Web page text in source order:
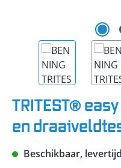
TRITEST®
en
Beschikbaar,